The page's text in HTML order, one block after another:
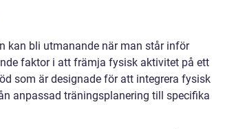
kan bli utmanande när man står inför
faktor i att främja fysisk aktivitet på ett
som är designade för att integrera fysisk
anpassad träningsplanering till specifika